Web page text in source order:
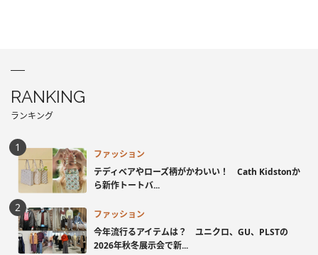
RANKING
ランキング
ファッション
テディベアやローズ柄がかわいい！ Cath Kidstonか
ら新作トートバ...
ファッション
今年流行るアイテムは？ ユニクロ、GU、PLSTの
2026年秋冬展示会で新...